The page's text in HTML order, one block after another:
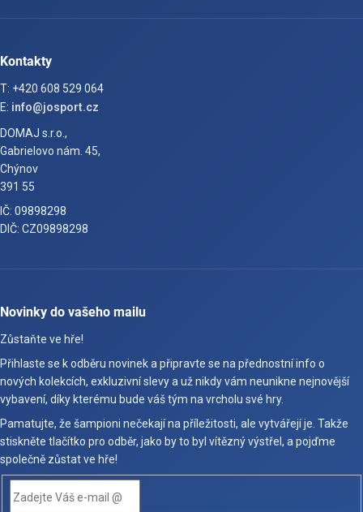
Kontakty
T: +420 608 529 064
E: info@josport.cz
DOMAJ s.r.o.,
Gabrielovo nám. 45,
Chýnov
391 55
IČ: 09898298
DIČ: CZ09898298
Novinky do vašeho mailu
Zůstaňte ve hře!
Přihlaste se k odběru novinek a připravte se na přednostní info o
nových kolekcích, exkluzivní slevy a už nikdy vám neunikne nejnovější
vybavení, díky kterému bude váš tým na vrcholu své hry.
Pamatujte, že šampioni nečekají na příležitosti, ale vytvářejí je. Takže
stiskněte tlačítko pro odběr, jako by to byl vítězný výstřel, a pojďme
společně zůstat ve hře!